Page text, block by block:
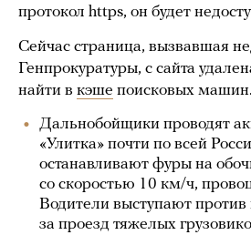
протокол https, он будет
Сейчас страница, вызвавшая
Генпрокуратуры, с сайта
найти в кэше поисковых машин.
Дальнобойщики проводят
«Улитка» почти по всей
останавливают фуры на
со скоростью 10 км/ч,
Водители выступают
за проезд тяжелых